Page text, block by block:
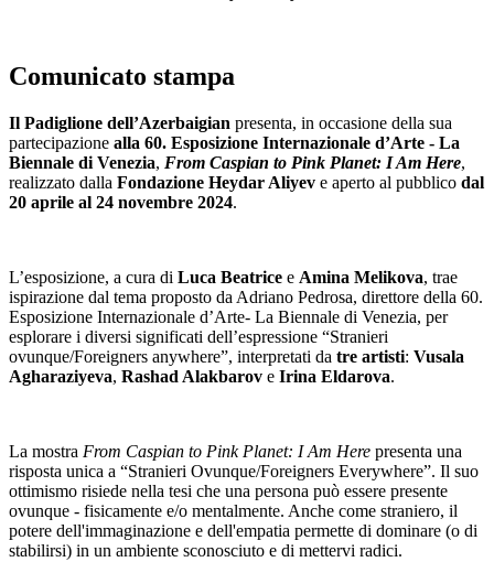
Comunicato stampa
Il Padiglione dell’Azerbaigian presenta, in occasione della sua
partecipazione alla 60. Esposizione Internazionale d’Arte - La
Biennale di Venezia, From Caspian to Pink Planet: I Am Here,
realizzato dalla Fondazione Heydar Aliyev e aperto al pubblico dal
20 aprile al 24 novembre 2024.
L’esposizione, a cura di Luca Beatrice e Amina Melikova, trae
ispirazione dal tema proposto da Adriano Pedrosa, direttore della 60.
Esposizione Internazionale d’Arte- La Biennale di Venezia, per
esplorare i diversi significati dell’espressione “Stranieri
ovunque/Foreigners anywhere”, interpretati da tre artisti: Vusala
Agharaziyeva, Rashad Alakbarov e Irina Eldarova.
La mostra From Caspian to Pink Planet: I Am Here presenta una
risposta unica a “Stranieri Ovunque/Foreigners Everywhere”. Il suo
ottimismo risiede nella tesi che una persona può essere presente
ovunque - fisicamente e/o mentalmente. Anche come straniero, il
potere dell'immaginazione e dell'empatia permette di dominare (o di
stabilirsi) in un ambiente sconosciuto e di mettervi radici.